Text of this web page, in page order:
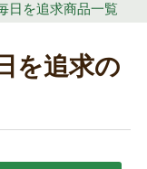
日を追求商品一覧
を追求の